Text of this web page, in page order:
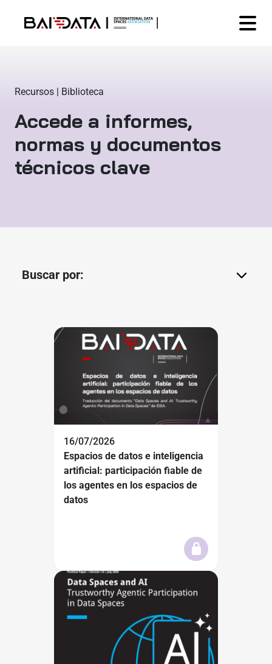
Recursos | Biblioteca
Accede a informes,
normas y documentos
técnicos clave
Buscar por:
16/07/2026
Espacios de datos e inteligencia
artificial: participación fiable de
los agentes en los espacios de
datos